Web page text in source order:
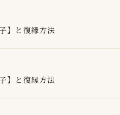
】と復縁方法
】と復縁方法